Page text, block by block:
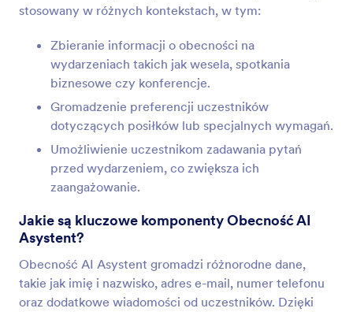
stosowany w różnych kontekstach, w tym:
Zbieranie informacji o obecności na
wydarzeniach takich jak wesela, spotkania
biznesowe czy konferencje.
Gromadzenie preferencji uczestników
dotyczących posiłków lub specjalnych wymagań.
Umożliwienie uczestnikom zadawania pytań
przed wydarzeniem, co zwiększa ich
zaangażowanie.
Jakie są kluczowe komponenty Obecność AI
Asystent?
Obecność AI Asystent gromadzi różnorodne dane,
takie jak imię i nazwisko, adres e-mail, numer telefonu
oraz dodatkowe wiadomości od uczestników. Dzięki